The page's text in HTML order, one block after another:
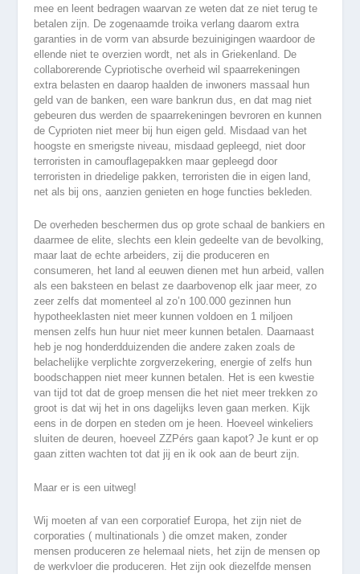
mee en leent bedragen waarvan ze weten dat ze niet terug te
betalen zijn. De zogenaamde troika verlang daarom extra
garanties in de vorm van absurde bezuinigingen waardoor de
ellende niet te overzien wordt, net als in Griekenland. De
collaborerende Cypriotische overheid wil spaarrekeningen
extra belasten en daarop haalden de inwoners massaal hun
geld van de banken, een ware bankrun dus, en dat mag niet
gebeuren dus werden de spaarrekeningen bevroren en kunnen
de Cyprioten niet meer bij hun eigen geld. Misdaad van het
hoogste en smerigste niveau, misdaad gepleegd, niet door
terroristen in camouflagepakken maar gepleegd door
terroristen in driedelige pakken, terroristen die in eigen land,
net als bij ons, aanzien genieten en hoge functies bekleden.
De overheden beschermen dus op grote schaal de bankiers en
daarmee de elite, slechts een klein gedeelte van de bevolking,
maar laat de echte arbeiders, zij die produceren en
consumeren, het land al eeuwen dienen met hun arbeid, vallen
als een baksteen en belast ze daarbovenop elk jaar meer, zo
zeer zelfs dat momenteel al zo’n 100.000 gezinnen hun
hypotheeklasten niet meer kunnen voldoen en 1 miljoen
mensen zelfs hun huur niet meer kunnen betalen. Daarnaast
heb je nog honderdduizenden die andere zaken zoals de
belachelijke verplichte zorgverzekering, energie of zelfs hun
boodschappen niet meer kunnen betalen. Het is een kwestie
van tijd tot dat de groep mensen die het niet meer trekken zo
groot is dat wij het in ons dagelijks leven gaan merken. Kijk
eens in de dorpen en steden om je heen. Hoeveel winkeliers
sluiten de deuren, hoeveel ZZPérs gaan kapot? Je kunt er op
gaan zitten wachten tot dat jij en ik ook aan de beurt zijn.
Maar er is een uitweg!
Wij moeten af van een corporatief Europa, het zijn niet de
corporaties ( multinationals ) die omzet maken, zonder
mensen produceren ze helemaal niets, het zijn de mensen op
de werkvloer die produceren. Het zijn ook diezelfde mensen